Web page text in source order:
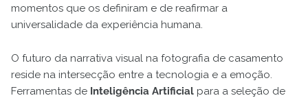
momentos que os definiram e de reafirmar a
universalidade da experiência humana.
O futuro da narrativa visual na fotografia de casamento
reside na intersecção entre a tecnologia e a emoção.
Ferramentas de Inteligência Artificial para a seleção de